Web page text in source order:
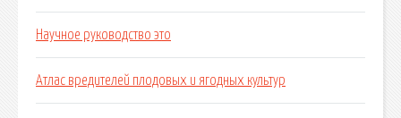
Научное руководство это
Атлас вредителей плодовых и ягодных культур